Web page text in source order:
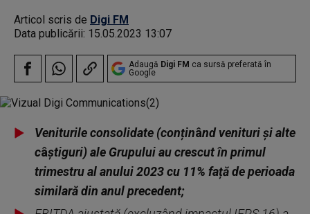
Articol scris de Digi FM
Data publicării: 15.05.2023 13:07
Adaugă Digi FM ca sursă preferată în
Google
Veniturile consolidate (conținând venituri și alte
câștiguri) ale Grupului au crescut în primul
trimestru al anului 2023cu 11% față deperioada
similarădin anul precedent;